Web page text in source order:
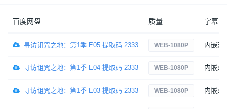
百度网盘 质量 字幕
寻访诅咒之地：第1季 E05 提取码 2333 WEB-1080P 内嵌双
寻访诅咒之地：第1季 E04 提取码 2333 WEB-1080P 内嵌双
寻访诅咒之地：第1季 E03 提取码 2333 WEB-1080P 内嵌双